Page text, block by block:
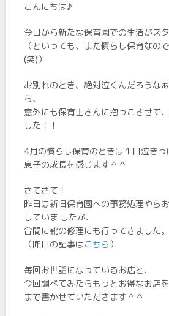
こんにちは♪
今日から新たな保育園での生活がス
（といっても、まだ慣らし保育なの
(笑)）
お別れのとき、絶対泣くんだろうな
ら、
意外にも保育士さんに抱っこさせて
した！！
4月の慣らし保育のときは１日泣きっ
息子の成長を感じます＾＾
さてさて！
昨日は新旧保育園への事務処理やら
していま したが、
合間に靴の修理にも行ってきました。
（昨日の記事は こちら ）
毎回お世話になっているお店と、
今回調べてみたらもっとお得なお店
まで書かせていただきます＾＾